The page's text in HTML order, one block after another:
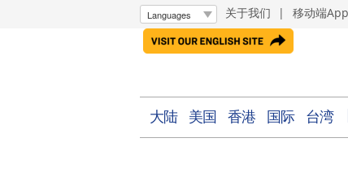
关于我们 | 移动端App
大陆 美国 香港 国际 台湾